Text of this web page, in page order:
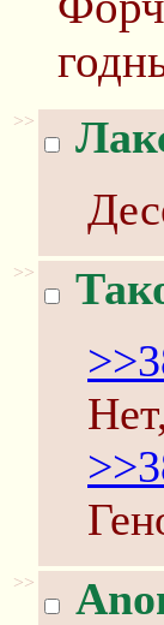
>>
>>
>>